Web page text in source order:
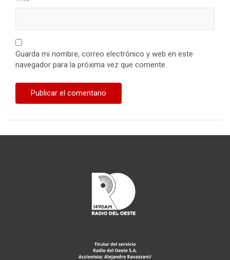
Guarda mi nombre, correo electrónico y web en este
navegador para la próxima vez que comente.